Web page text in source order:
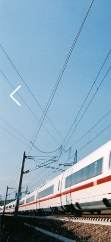
Bitte beachten Sie,
Veranstaltung nicht im
Buchung kommt das
und ausschließlich
zustande.
Vertragspartner.
Reiseveranstalter im
gelten die allgemeinen
Deutschen Bahn AG.
Convention
Bei Fragen zum
an die Service-